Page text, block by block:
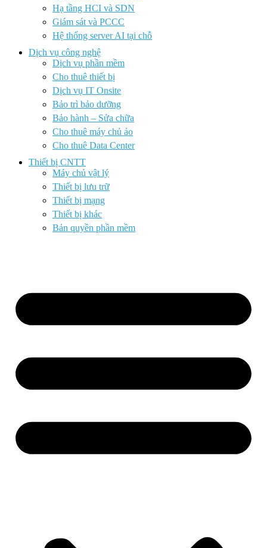
Hạ tầng HCI và SDN
Giám sát và PCCC
Hệ thống server AI tại chỗ
Dịch vụ công nghệ
Dịch vụ phần mềm
Cho thuê thiết bị
Dịch vụ IT Onsite
Bảo trì bảo dưỡng
Bảo hành – Sửa chữa
Cho thuê máy chủ ảo
Cho thuê Data Center
Thiết bị CNTT
Máy chủ vật lý
Thiết bị lưu trữ
Thiết bị mạng
Thiết bị khác
Bản quyền phần mềm